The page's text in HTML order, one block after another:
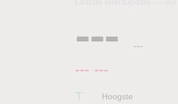
--- ---
--- ---
Hoogste